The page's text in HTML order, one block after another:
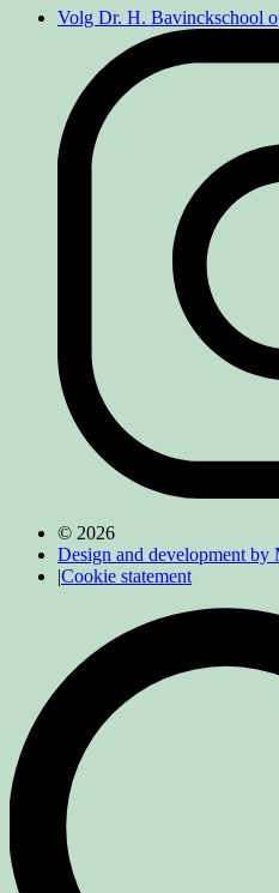
Volg Dr. H. Bavinckschool
© 2026
Design and development by
|Cookie statement